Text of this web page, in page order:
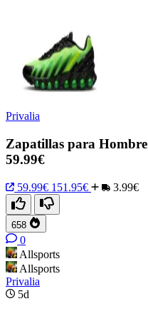
Privalia
Zapatillas para
59.99€
59.99€ 151.95€ 3.99€
658
0
Allsports
Allsports
Privalia
5d